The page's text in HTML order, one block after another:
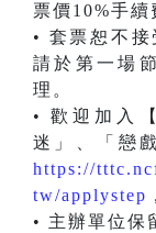
票價10%手續
• 套票恕不
請於第一場
理。
• 歡迎加入
迷」、「戀
https://
tw/applystep
• 主辦單位保